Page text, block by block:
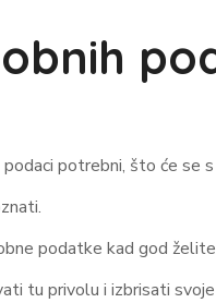
potrebni, što će se
podatke kad god
tu privolu i izbrisati